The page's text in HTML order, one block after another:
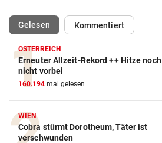
Gelesen(ausgewählt)Kommentiert
ÖSTERREICH
Erneuter Allzeit-Rekord ++ Hitze noch
nicht vorbei
160.194 mal gelesen
WIEN
Cobra stürmt Dorotheum, Täter ist
verschwunden